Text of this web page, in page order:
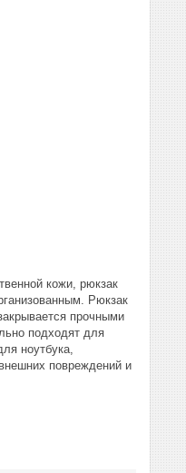
кожи, рюкзак
Рюкзак
прочными
подходят для
ноутбука,
повреждений и